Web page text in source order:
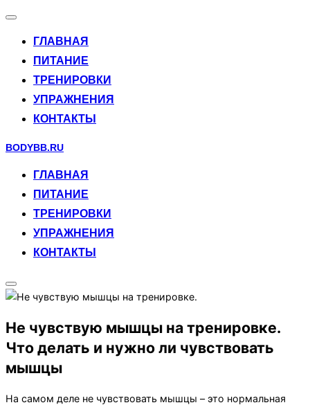
Переключить
ГЛАВНАЯ
ПИТАНИЕ
ТРЕНИРОВКИ
УПРАЖНЕНИЯ
КОНТАКТЫ
Перейти
содержимому
BODYBB.RU
ГЛАВНАЯ
ПИТАНИЕ
ТРЕНИРОВКИ
УПРАЖНЕНИЯ
КОНТАКТЫ
Переключить
боковую
и
навигацию
Не чувствую мышцы на тренировке.
Что делать и нужно ли чувствовать
мышцы
На самом деле не чувствовать мышцы – это нормальная